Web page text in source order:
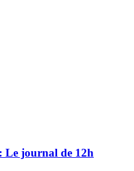
Le journal de 12h